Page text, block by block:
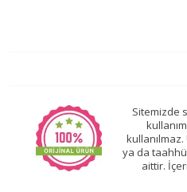
Sitemizde
ya da
aittir.